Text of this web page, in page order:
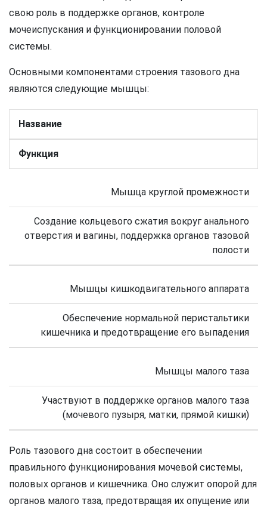
свою роль в поддержке органов, контроле
мочеиспускания и функционировании половой
системы.
Основными компонентами строения тазового дна
являются следующие мышцы:
Название
Функция
Мышца круглой промежности
Создание кольцевого сжатия вокруг анального
отверстия и вагины, поддержка органов тазовой
полости
Мышцы кишкодвигательного аппарата
Обеспечение нормальной перистальтики
кишечника и предотвращение его выпадения
Мышцы малого таза
Участвуют в поддержке органов малого таза
(мочевого пузыря, матки, прямой кишки)
Роль тазового дна состоит в обеспечении
правильного функционирования мочевой системы,
половых органов и кишечника. Оно служит опорой для
органов малого таза, предотвращая их опущение или